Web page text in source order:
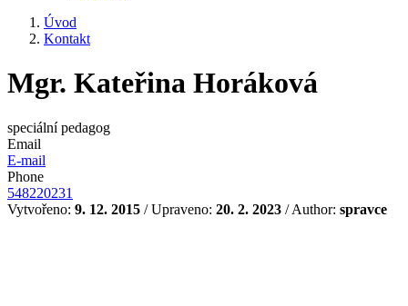
Drobečková
navigace
Úvod
Kontakt
Mgr. Kateřina Horáková
speciální pedagog
Email
E-mail
Phone
548220231
Vytvořeno: 9. 12. 2015 / Upraveno: 20. 2. 2023 / Author: spravce